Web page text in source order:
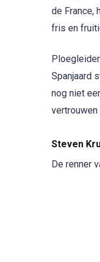
de France,
fris en
Spanjaard
nog niet
vertrouwen
Steven
De renner